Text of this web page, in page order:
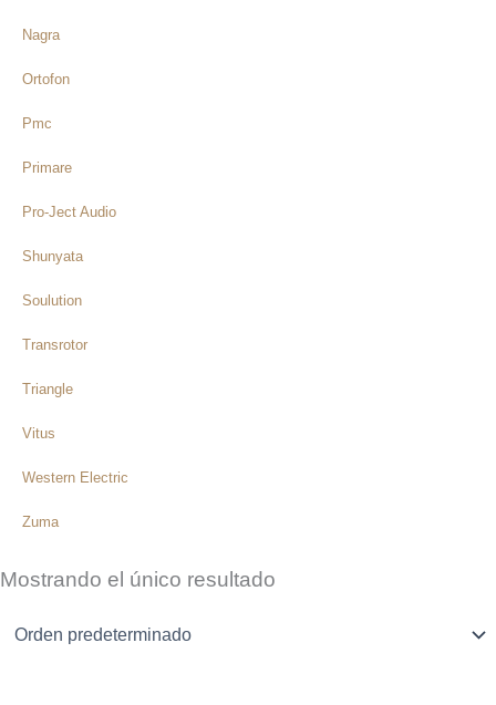
Nagra
Ortofon
Pmc
Primare
Pro-Ject Audio
Shunyata
Soulution
Transrotor
Triangle
Vitus
Western Electric
Zuma
Mostrando el único resultado